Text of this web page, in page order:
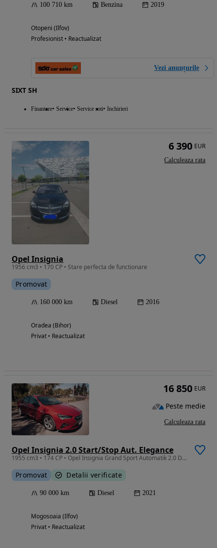
100 710 km Benzina 2019
Otopeni (Ilfov)
Profesionist • Reactualizat
Vezi anunțurile
SIXT SH
Finantare Service Service roti Inchirieri
Opel Insignia
1956 cm3 • 170 CP • Stare perfecta de functionare
Promovat
160 000 km Diesel 2016
Oradea (Bihor)
Privat • Reactualizat
6 390 EUR
Calculeaza rata
Opel Insignia 2.0 Start/Stop Aut. Elegance
1955 cm3 • 174 CP • Opel Insignia Grand Sport Automatik 2.0 Diesel 174 CP – 90.000 km
Promovat Detalii verificate
90 000 km Diesel 2021
Mogosoaia (Ilfov)
Privat • Reactualizat
16 850 EUR
Peste medie
Calculeaza rata